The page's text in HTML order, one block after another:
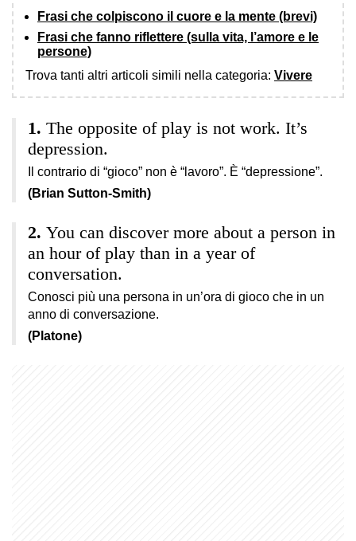
Frasi che colpiscono il cuore e la mente (brevi)
Frasi che fanno riflettere (sulla vita, l’amore e le
persone)
Trova tanti altri articoli simili nella categoria: Vivere
The opposite of play is not work. It’s
depression.
Il contrario di “gioco” non è “lavoro”. È “depressione”.
(Brian Sutton-Smith)
You can discover more about a person in
an hour of play than in a year of
conversation.
Conosci più una persona in un’ora di gioco che in un
anno di conversazione.
(Platone)